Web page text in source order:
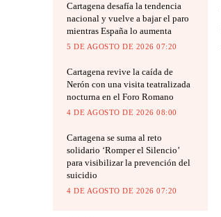
Cartagena desafía la tendencia
nacional y vuelve a bajar el paro
mientras España lo aumenta
5 DE AGOSTO DE 2026 07:20
Cartagena revive la caída de
Nerón con una visita teatralizada
nocturna en el Foro Romano
4 DE AGOSTO DE 2026 08:00
Cartagena se suma al reto
solidario ‘Romper el Silencio’
para visibilizar la prevención del
suicidio
4 DE AGOSTO DE 2026 07:20